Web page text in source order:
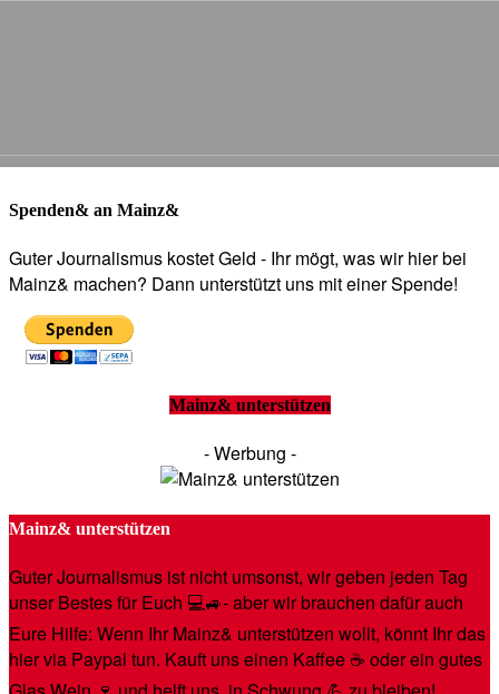
Spenden& an Mainz&
Guter Journalismus kostet Geld - Ihr mögt, was wir hier bei
Mainz& machen? Dann unterstützt uns mit einer Spende!
Mainz& unterstützen
- Werbung -
Mainz& unterstützen
Guter Journalismus ist nicht umsonst, wir geben jeden Tag
unser Bestes für Euch 💻🚙- aber wir brauchen dafür auch
Eure Hilfe: Wenn Ihr Mainz& unterstützen wollt, könnt Ihr das
hier via Paypal tun. Kauft uns einen Kaffee ☕️ oder ein gutes